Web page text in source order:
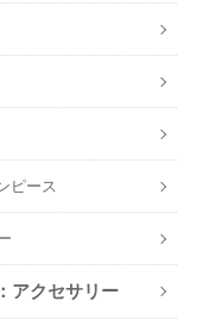
ピース
アクセサリー